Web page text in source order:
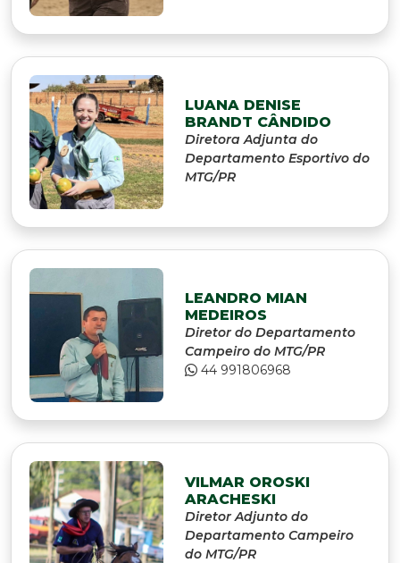
LUANA DENISE
BRANDT CÂNDIDO
Diretora Adjunta do
Departamento Esportivo do
MTG/PR
LEANDRO MIAN
MEDEIROS
Diretor do Departamento
Campeiro do MTG/PR
44 991806968
VILMAR OROSKI
ARACHESKI
Diretor Adjunto do
Departamento Campeiro
do MTG/PR